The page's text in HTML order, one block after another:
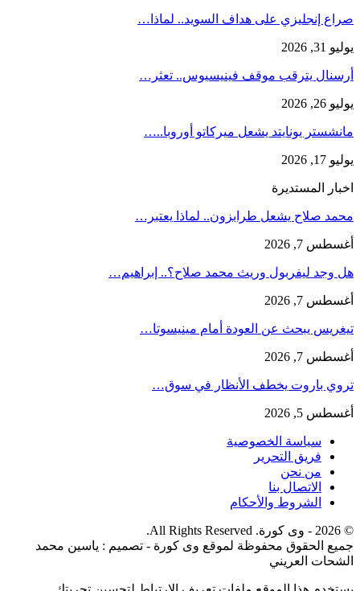
صراع إنجليزي على هداف السويد.. لماذا…
يوليو 31, 2026
أرسنال يترقب موقف فينيسيوس.. تعثر…
يوليو 26, 2026
مانشستر يونايتد يشعل ميركاتو أوروبا..…
يوليو 17, 2026
اخبار المستديرة
محمد صلاح يشعل طرابزون.. لماذا يعتبر…
أغسطس 7, 2026
هل وجد ليفربول وريث محمد صلاح؟.. إبراهيم…
أغسطس 7, 2026
تيغريس يبحث عن العودة أمام مينيسوتا…
أغسطس 7, 2026
تروي باروت يخطف الأنظار في سوق…
أغسطس 5, 2026
سياسة الخصوصية
فريق التحرير
من نحن
الاتصال بنا
الشروط والأحكام
© 2026 - وى كورة. All Rights Reserved.
جميع الحقوق محفوظة لموقع وى كورة - تصميم : ياسين محمد
الشحات العريني